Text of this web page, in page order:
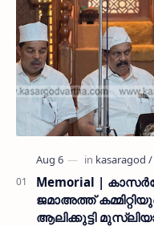
Memorial |
ജമാഅത്ത്
ആലിക്കുട്ടി